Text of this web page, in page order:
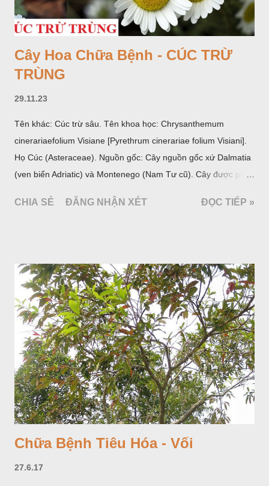
Cây Hoa Chữa Bệnh - CÚC TRỪ
TRÙNG
29.11.23
Tên khác: Cúc trừ sâu. Tên khoa học: Chrysanthemum
cinerariaefolium Visiane [Pyrethrum cinerariae folium Visiani].
Họ Cúc (Asteraceae). Nguồn gốc: Cây nguồn gốc xứ Dalmatia
(ven biển Adriatic) và Montenego (Nam Tư cũ). Cây được phân
trồng để khai thác: Pháp, Nga, Đức, Nam Tư (cũ), sau lan
Tam Đảo (Vĩnh Phúc), đã thu được kết quả ban đầu (những
năm 1560- 70); thường trồng đến năm thứ hai, thứ ba mới hái
hoa; trồng một lần thu hoạch 10 - 20 năm.
CHIA SẺ ĐĂNG NHẬN XÉT ĐỌC TIẾP »
Chữa Bệnh Tiêu Hóa - Vối
27.6.17